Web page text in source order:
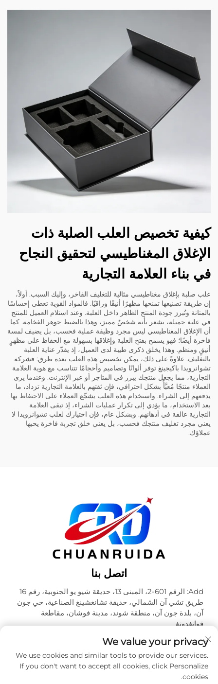
كيفية تخصيص العلب الصلبة ذات
الإغلاق المغناطيسي لتحقيق النجاح
في بناء العلامة التجارية
علب صلبة بإغلاق مغناطيسي مثالية للتغليف الفاخر، وإليك السبب. أولاً،
إن طريقة تصنيعها تمنحها مظهرًا أنيقًا وراقيًا. فالمواد القوية تعطي إحساسًا
بالمتانة وتُبرز جودة المنتج الظاهر داخل العلبة. وعند استلام العميل للمنتج
في علبة جميلة، يشعر بأنه شخصٌ مميز، وهذا بالضبط جوهر الفخامة. كما
أن الإغلاق المغناطيسي ليس مجرد وظيفة عملية فحسب، بل يضيف لمسة
فاخرة أيضًا؛ فهو يسمح بفتح العلبة وإغلاقها بسهولة مع الحفاظ على مظهرٍ
أنيقٍ ومنظم. وهذا يخلق ذكرى طيبة لدى العميل، إذ يقدّر عناية العلبة
بالتغليف. علاوةً على ذلك، يمكن تخصيص هذه العلب بعدة طرق: فشركة
تشوانرويدا باكيجينغ توفر ألوانًا وتصاميم وأحجامًا تتناسب مع هوية العلامة
التجارية، مما يجعل منتجك يبرز في المتاجر أو عبر الإنترنت. وعندما يرى
العملاء منتجًا مُعبَّأً بشكل احترافي، فإن ثقتهم بالعلامة التجارية تزداد، ما
يدفعهم إلى الشراء. واستخدام هذه العلب يشجّع العملاء على الاحتفاظ بها
بعد الاستخدام، ما يؤدي إلى تكرار عمليات الشراء، إذ تبقى العلامة
التجارية عالقة في أذهانهم. وبشكل عام، فإن اختيارك لعلب تشوانرويدا لا
يعني مجرد تغليف منتجك فحسب، بل يعني خلق تجربة فاخرة يحبها
عملاؤك.
اتصل بنا
Add: الرقم 601-2، المبنى 13، حديقة شيو يو الجنوبية، رقم 16
طريق تشي آن الشمالي، حديقة تشانغشينغ الصناعية، حي جون
آن، بلدة جون آن، منطقة شوند، مدينة فوشان، مقاطعة
قوانغدونغ
هاتف:+86-18320933590
البريد الإلكتروني:[email protected]
We value your privacy
We use cookies and similar tools to provide our services.
If you don't want to accept all cookies, click Personalize
cookies.